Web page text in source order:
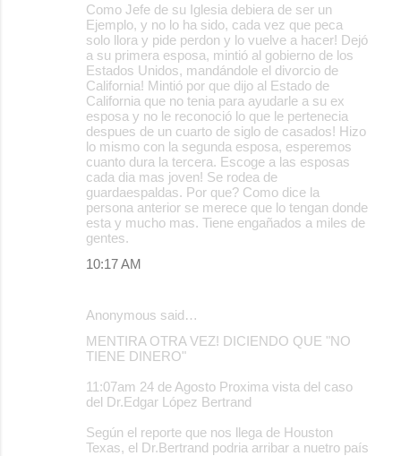
Como Jefe de su Iglesia debiera de ser un
Ejemplo, y no lo ha sido, cada vez que peca
solo llora y pide perdon y lo vuelve a hacer! Dejó
a su primera esposa, mintió al gobierno de los
Estados Unidos, mandándole el divorcio de
California! Mintió por que dijo al Estado de
California que no tenia para ayudarle a su ex
esposa y no le reconoció lo que le pertenecia
despues de un cuarto de siglo de casados! Hizo
lo mismo con la segunda esposa, esperemos
cuanto dura la tercera. Escoge a las esposas
cada dia mas joven! Se rodea de
guardaespaldas. Por que? Como dice la
persona anterior se merece que lo tengan donde
esta y mucho mas. Tiene engañados a miles de
gentes.
10:17 AM
Anonymous said…
MENTIRA OTRA VEZ! DICIENDO QUE "NO
TIENE DINERO"
11:07am 24 de Agosto Proxima vista del caso
del Dr.Edgar López Bertrand
Según el reporte que nos llega de Houston
Texas, el Dr.Bertrand podria arribar a nuetro país